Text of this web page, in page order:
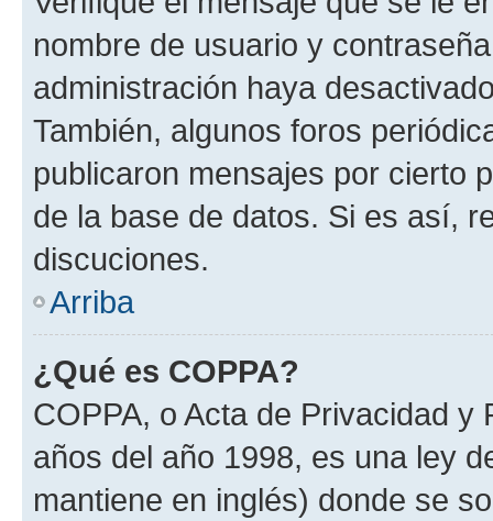
nombre de usuario y
administración haya
También, algunos foros
publicaron mensajes por cierto
de la base de datos. Si es así,
discuciones.
Arriba
¿Qué es COPPA?
COPPA, o Acta de Privacidad
años del año 1998, es una ley
mantiene en inglés) donde se